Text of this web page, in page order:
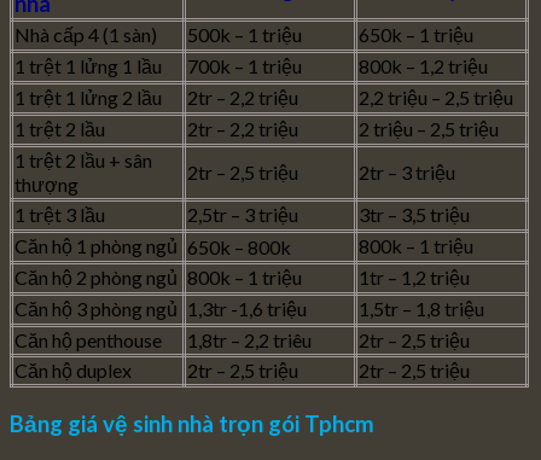
Nhà cấp 4 (1 sàn) 500k – 1 triệu
650k – 1 triệu
1 trệt 1 lửng 1 lầu
700k – 1 triệu
800k – 1,2 triệu
1 trệt 1 lửng 2 lầu
2tr – 2,2 triệu
2,2 triệu – 2,5 triệu
1 trệt 2 lầu
2tr – 2,2 triệu
2 triệu – 2,5 triệu
1 trệt 2 lầu + sân
thượng
2tr – 2,5 triệu
2tr – 3 triệu
1 trệt 3 lầu
2,5tr – 3 triệu
3tr – 3,5 triệu
Căn hộ 1 phòng ngủ 650k – 800k
800k – 1 triệu
Căn hộ 2 phòng ngủ 800k – 1 triệu
1tr – 1,2 triệu
Căn hộ 3 phòng ngủ 1,3tr -1,6 triệu
1,5tr – 1,8 triệu
Căn hộ penthouse
1,8tr – 2,2 triêu
2tr – 2,5 triệu
Căn hộ duplex
2tr – 2,5 triệu 2tr – 2,5 triệu
Bảng giá vệ sinh nhà trọn gói Tphcm